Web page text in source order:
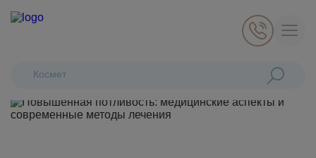
Косметологич
Повышенная потливость: медицинские аспекты и современные методы лечения